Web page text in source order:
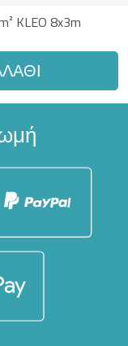
KLEO 8x3m